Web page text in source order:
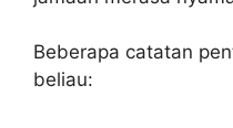
Beberapa catatan
beliau: